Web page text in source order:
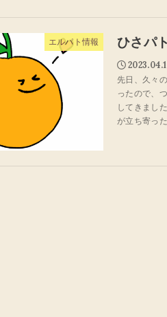
エルパト情報 ひさパト
先日、久々
ったので、
してきまし
が立ち寄っ